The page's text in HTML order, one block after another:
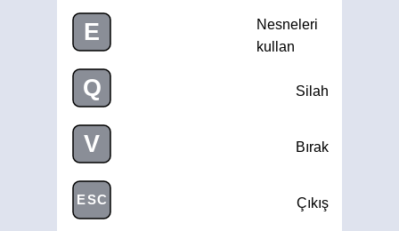
E
Nesneleri
kullan
Q Silah
V Bırak
ESC Çıkış